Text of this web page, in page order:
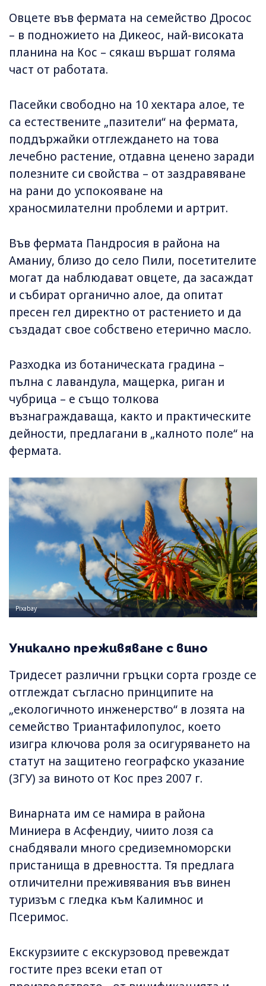
Овцете във фермата на семейство Дросос
– в подножието на Дикеос, най-високата
планина на Кос – сякаш вършат голяма
част от работата.
Пасейки свободно на 10 хектара алое, те
са естествените „пазители“ на фермата,
поддържайки отглеждането на това
лечебно растение, отдавна ценено заради
полезните си свойства – от заздравяване
на рани до успокояване на
храносмилателни проблеми и артрит.
Във фермата Пандросия в района на
Аманиу, близо до село Пили, посетителите
могат да наблюдават овцете, да засаждат
и събират органично алое, да опитат
пресен гел директно от растението и да
създадат свое собствено етерично масло.
Разходка из ботаническата градина –
пълна с лавандула, мащерка, риган и
чубрица – е също толкова
възнаграждаваща, както и практическите
дейности, предлагани в „калното поле“ на
фермата.
Pixabay
Уникално преживяване с вино
Тридесет различни гръцки сорта грозде се
отглеждат съгласно принципите на
„екологичното инженерство“ в лозята на
семейство Триантафилопулос, което
изигра ключова роля за осигуряването на
статут на защитено географско указание
(ЗГУ) за виното от Кос през 2007 г.
Винарната им се намира в района
Миниера в Асфендиу, чиито лозя са
снабдявали много средиземноморски
пристанища в древността. Тя предлага
отличителни преживявания във винен
туризъм с гледка към Калимнос и
Псеримос.
Екскурзиите с екскурзовод превеждат
гостите през всеки етап от